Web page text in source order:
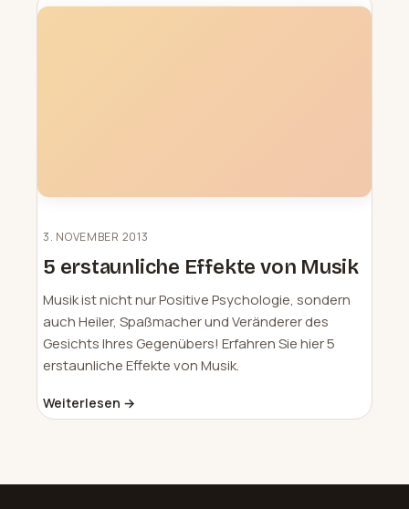
3. NOVEMBER 2013
5 erstaunliche Effekte von Musik
Musik ist nicht nur Positive Psychologie, sondern
auch Heiler, Spaßmacher und Veränderer des
Gesichts Ihres Gegenübers! Erfahren Sie hier 5
erstaunliche Effekte von Musik.
Weiterlesen →